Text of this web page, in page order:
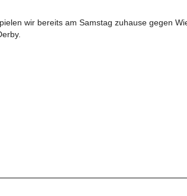
wir bereits am Samstag zuhause gegen